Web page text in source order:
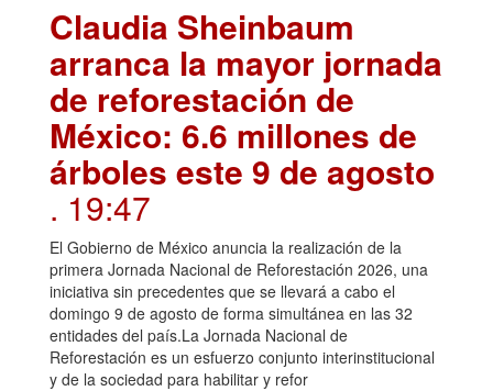
Claudia Sheinbaum
arranca la mayor jornada
de reforestación de
México: 6.6 millones de
árboles este 9 de agosto
. 19:47
El Gobierno de México anuncia la realización de la
primera Jornada Nacional de Reforestación 2026, una
iniciativa sin precedentes que se llevará a cabo el
domingo 9 de agosto de forma simultánea en las 32
entidades del país.La Jornada Nacional de
Reforestación es un esfuerzo conjunto interinstitucional
y de la sociedad para habilitar y refor